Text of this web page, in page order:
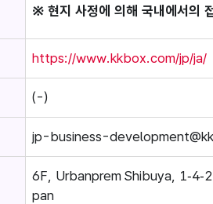
※ 현지 사정에 의해 국내에서의
https://www.kkbox.com/jp/ja/
(-)
jp-business-
6F, Urbanprem Shibuya,
pan